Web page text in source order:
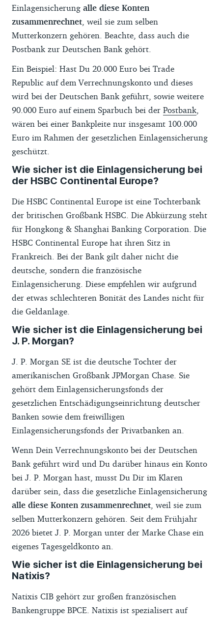
Einlagensicherung alle diese Konten
zusammenrechnet, weil sie zum selben
Mutterkonzern gehören. Beachte, dass auch die
Postbank zur Deutschen Bank gehört.
Ein Beispiel: Hast Du 20.000 Euro bei Trade
Republic auf dem Verrechnungskonto und dieses
wird bei der Deutschen Bank geführt, sowie weitere
90.000 Euro auf einem Sparbuch bei der Postbank,
wären bei einer Bankpleite nur insgesamt 100.000
Euro im Rahmen der gesetzlichen Einlagensicherung
geschützt.
Wie sicher ist die Einlagensicherung bei
der HSBC Continental Europe?
Die HSBC Continental Europe ist eine Tochterbank
der britischen Großbank HSBC. Die Abkürzung steht
für Hongkong & Shanghai Banking Corporation. Die
HSBC Continental Europe hat ihren Sitz in
Frankreich. Bei der Bank gilt daher nicht die
deutsche, sondern die französische
Einlagensicherung. Diese empfehlen wir aufgrund
der etwas schlechteren Bonität des Landes nicht für
die Geldanlage.
Wie sicher ist die Einlagensicherung bei
J. P. Morgan?
J. P. Morgan SE ist die deutsche Tochter der
amerikanischen Großbank JPMorgan Chase. Sie
gehört dem Einlagensicherungsfonds der
gesetzlichen Entschädigungseinrichtung deutscher
Banken sowie dem freiwilligen
Einlagensicherungsfonds der Privatbanken an.
Wenn Dein Verrechnungskonto bei der Deutschen
Bank geführt wird und Du darüber hinaus ein Konto
bei J. P. Morgan hast, musst Du Dir im Klaren
darüber sein, dass die gesetzliche Einlagensicherung
alle diese Konten zusammenrechnet, weil sie zum
selben Mutterkonzern gehören. Seit dem Frühjahr
2026 bietet J. P. Morgan unter der Marke Chase ein
eigenes Tagesgeldkonto an.
Wie sicher ist die Einlagensicherung bei
Natixis?
Natixis CIB gehört zur großen französischen
Bankengruppe BPCE. Natixis ist spezialisert auf